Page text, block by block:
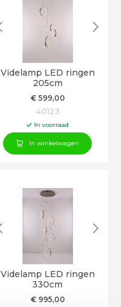
Videlamp LED ringen
205cm
€599,00
40123
In voorraad
In winkelwagen
Videlamp LED ringen
330cm
€995,00